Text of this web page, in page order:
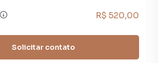
R$ 520,00
Solicitar contato